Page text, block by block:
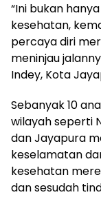
“Ini bukan
kesehatan,
percaya diri
meninjau
Indey, Kota
Sebanyak 10
wilayah seperti
dan Jayapura
keselamatan
kesehatan
dan sesudah